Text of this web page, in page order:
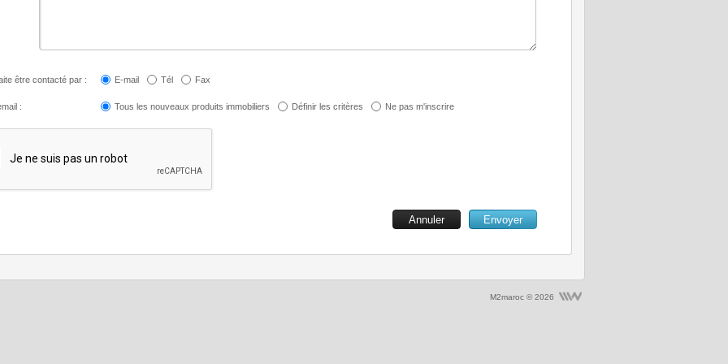
être contacté par : E-mail Tél Fax
: Tous les nouveaux produits immobiliers Définir les critères Ne pas m'inscrire
M2maroc © 2026